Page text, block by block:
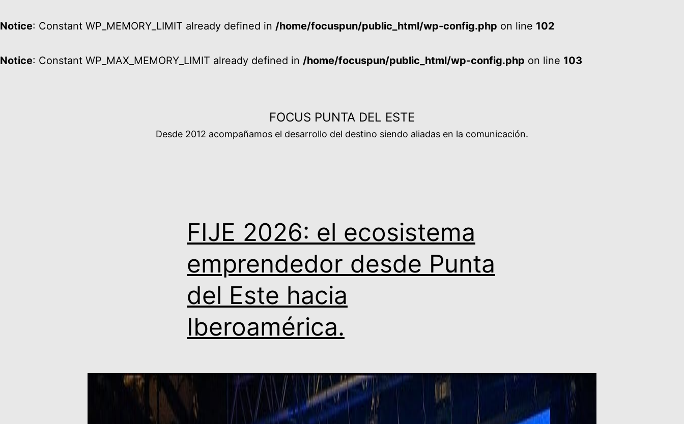
Notice: Constant WP_MEMORY_LIMIT already defined in /home/focuspun/public_html/wp-config.php on line 102
Notice: Constant WP_MAX_MEMORY_LIMIT already defined in /home/focuspun/public_html/wp-config.php on line 103
FOCUS PUNTA DEL ESTE
Desde 2012 acompañamos el desarrollo del destino siendo aliadas en la comunicación.
FIJE 2026: el ecosistema
emprendedor desde Punta
del Este hacia
Iberoamérica.